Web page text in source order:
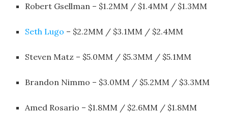
Robert Gsellman – $1.2MM / $1.4MM / $1.3MM
Seth Lugo – $2.2MM / $3.1MM / $2.4MM
Steven Matz – $5.0MM / $5.3MM / $5.1MM
Brandon Nimmo – $3.0MM / $5.2MM / $3.3MM
Amed Rosario – $1.8MM / $2.6MM / $1.8MM